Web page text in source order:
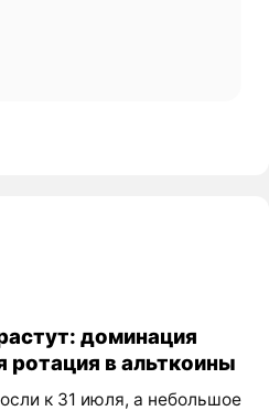
доминация
ротация в альткоины
к 31 июля, а небольшое